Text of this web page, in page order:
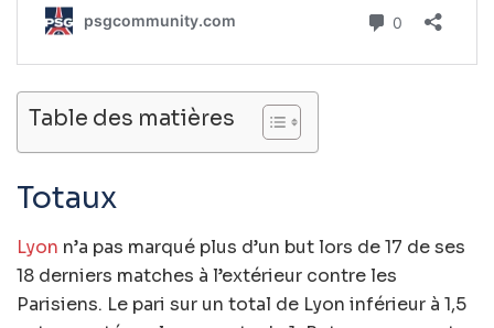
Table des matières
Totaux
Lyon n’a pas marqué plus d’un but lors de 17 de ses
18 derniers matches à l’extérieur contre les
Parisiens. Le pari sur un total de Lyon inférieur à 1,5